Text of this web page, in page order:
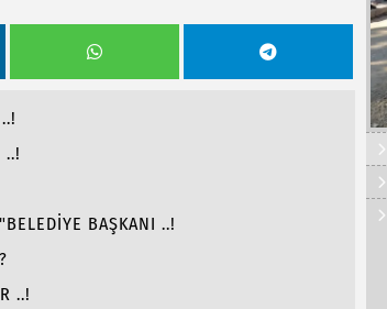
..!
BAŞKANI ..!
..!